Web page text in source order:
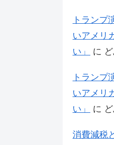
トランプ
いアメリ
い」
に
トランプ
いアメリ
い」
に
消費減税